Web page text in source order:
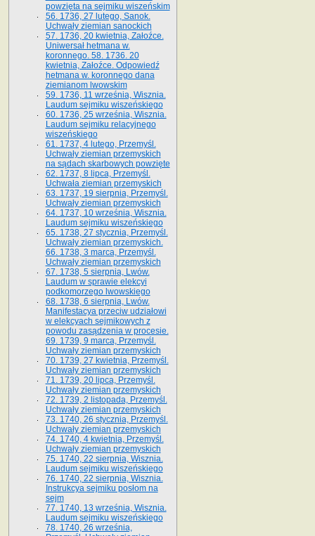
powzięta na sejmiku wiszeńskim
56. 1736, 27 lutego, Sanok.
Uchwały ziemian sanockich
57. 1736, 20 kwietnia, Załoźce.
Uniwersał hetmana w.
koronnego. 58. 1736. 20
kwietnia, Załoźce. Odpowiedź
hetmana w. koronnego dana
ziemianom lwowskim
59. 1736, 11 września, Wisznia.
Laudum sejmiku wiszeńskiego
60. 1736, 25 września, Wisznia.
Laudum sejmiku relacyjnego
wiszeńskiego
61. 1737, 4 lutego, Przemyśl.
Uchwały ziemian przemyskich
na sądach skarbowych powzięte
62. 1737, 8 lipca, Przemyśl.
Uchwała ziemian przemyskich
63. 1737, 19 sierpnia, Przemyśl.
Uchwały ziemian przemyskich
64. 1737, 10 września, Wisznia.
Laudum sejmiku wiszeńskiego
65. 1738, 27 stycznia, Przemyśl.
Uchwały ziemian przemyskich­­.
66. 1738, 3 marca, Przemyśl.
Uchwały ziemian przemyskich­
67. 1738, 5 sierpnia, Lwów.
Laudum w sprawie elekcyi
podkomorzego lwowskiego
68. 1738, 6 sierpnia, Lwów.
Manifestacya przeciw udziałowi
w elekcyach sejmikowych z
powodu zasądzenia w procesie.
69. 1739, 9 marca, Przemyśl.
Uchwały ziemian przemyskich
70. 1739, 27 kwietnia, Przemyśl.
Uchwały ziemian przemyskich
71. 1739, 20 lipca, Przemyśl.
Uchwały ziemian przemyskich
72. 1739, 2 listopada, Przemyśl.
Uchwały ziemian przemyskich
73. 1740, 26 stycznia, Przemyśl.
Uchwały ziemian przemyskich
74. 1740, 4 kwietnia, Przemyśl.
Uchwały ziemian przemyskich
75. 1740, 22 sierpnia, Wisznia.
Laudum sejmiku wiszeńskiego
76. 1740, 22 sierpnia, Wisznia.
Instrukcya sejmiku posłom na
sejm
77. 1740, 13 września, Wisznia.
Laudum sejmiku wiszeńskiego
78. 1740, 26 września,